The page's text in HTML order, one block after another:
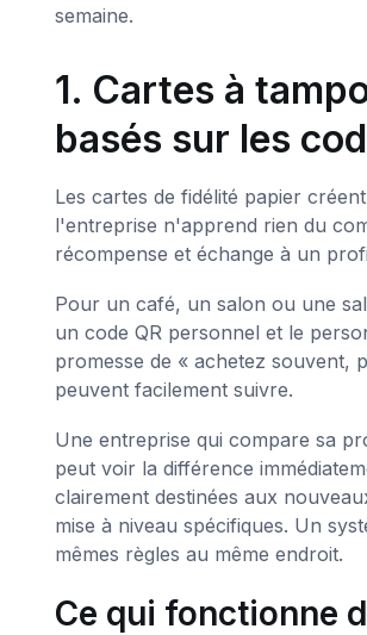
semaine.
1. Cartes à
basés sur les
Les cartes de fidélité papier
l'entreprise n'apprend rien du
récompense et échange à un
Pour un café, un salon ou une
un code QR personnel et le
promesse de « achetez souvent,
peuvent facilement suivre.
Une entreprise qui compare sa
peut voir la différence
clairement destinées aux
mise à niveau spécifiques. Un
mêmes règles au même endroit.
Ce qui fonctionne